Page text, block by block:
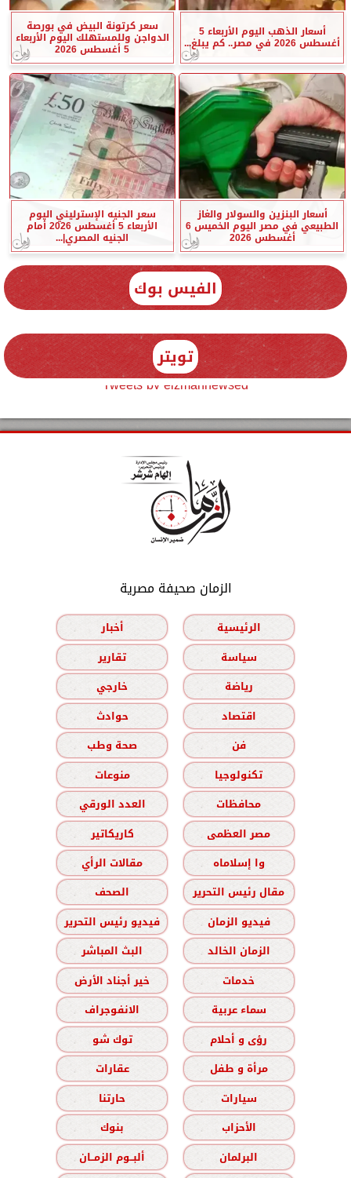
أسعار الذهب اليوم الأربعاء 5
أغسطس 2026 في مصر.. كم يبلغ...
سعر كرتونة البيض في بورصة
الدواجن وللمستهلك اليوم الأربعاء
5 أغسطس 2026
أسعار البنزين والسولار والغاز
الطبيعي في مصر اليوم الخميس 6
أغسطس 2026
سعر الجنيه الإسترليني اليوم
الأربعاء 5 أغسطس 2026 أمام
الجنيه المصري|...
الفيس بوك
تويتر
Tweets by elzmannewseg
الزمان صحيفة مصرية
الرئيسية
أخبار
سياسة
تقارير
رياضة
خارجي
اقتصاد
حوادث
فن
صحة وطب
تكنولوجيا
منوعات
محافظات
العدد الورقي
مصر العظمى
كاريكاتير
وا إسلاماه
مقالات الرأي
مقال رئيس التحرير
الصحف
فيديو الزمان
فيديو رئيس التحرير
الزمان الخالد
البث المباشر
خدمات
خير أجناد الأرض
سماء عربية
الانفوجراف
رؤى و أحلام
توك شو
مرأة و طفل
عقارات
سيارات
حارتنا
الأحزاب
بنوك
البرلمان
ألبــوم الزمــان